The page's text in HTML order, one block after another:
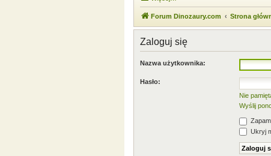
Forum Dinozaury.com Strona
Zaloguj się
Nazwa użytkownika:
Hasło:
Nie
Wyślij
Ukryj